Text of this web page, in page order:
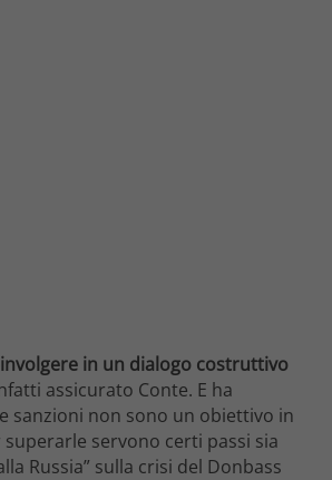
in un dialogo costruttivo
assicurato Conte. E ha
sanzioni non sono un obiettivo in
superarle servono certi passi sia
Russia” sulla crisi del Donbass